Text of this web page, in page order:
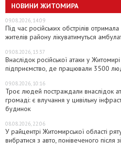
НОВИНИ ЖИТОМИРА
09.08.2026, 14:09
Під час російських обстрілів
жителів району лікуватимуться
09.08.2026, 13:37
Внаслідок російської атаки у
підприємство, де працювали 3500
09.08.2026, 10:16
Троє людей постраждали внаслідок
громаді: є влучання у цивільну
будинок
08.08.2026, 22:06
У райцентрі Житомирської області
вибратися з авто, понівеченого після